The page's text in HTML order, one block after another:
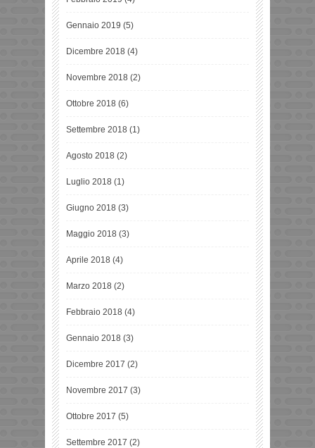
Gennaio 2019 (5)
Dicembre 2018 (4)
Novembre 2018 (2)
Ottobre 2018 (6)
Settembre 2018 (1)
Agosto 2018 (2)
Luglio 2018 (1)
Giugno 2018 (3)
Maggio 2018 (3)
Aprile 2018 (4)
Marzo 2018 (2)
Febbraio 2018 (4)
Gennaio 2018 (3)
Dicembre 2017 (2)
Novembre 2017 (3)
Ottobre 2017 (5)
Settembre 2017 (2)